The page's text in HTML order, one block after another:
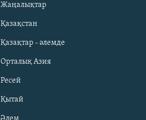
Жаңалықтар
Қазақстан
Қазақтар - әлемде
Орталық Азия
Ресей
Қытай